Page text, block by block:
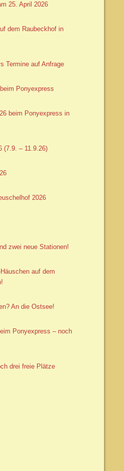
25. April 2026
dem Raubeckhof in
Termine auf Anfrage
Ponyexpress
beim Ponyexpress in
(7.9. – 11.9.26)
2026
zwei neue Stationen!
auf dem
An die Ostsee!
Ponyexpress – noch
drei freie Plätze